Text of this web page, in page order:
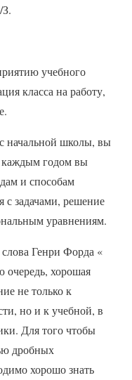
учебного
класса на работу,
начальной школы, вы
каждым годом вы
и способам
задачами, решение
уравнениям.
Генри Форда «
очередь, хорошая
не только к
но и к учебной, в
Для того чтобы
дробных
хорошо знать